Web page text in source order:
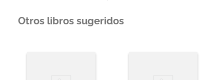
Otros libros sugeridos